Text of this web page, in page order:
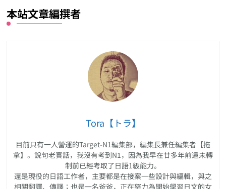
本站文章編撰者
Tora【トラ】
目前只有一人營運的Target-N1編集部，編集長兼任編集者【拖
拿】。說句老實話，我沒有考到N1，因為我早在廿多年前還未轉
制前已經考取了日語1級能力。
還是現役的日語工作者，主要都是在接案一些設計與編輯，與之
相關翻譯、傳譯；也是一名爸爸，正在努力為開始學習日文的女